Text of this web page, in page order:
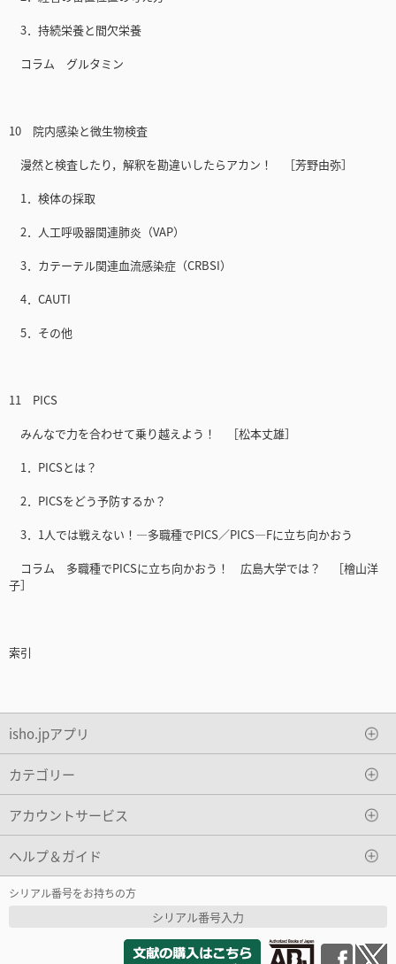
3．持続栄養と間欠栄養
コラム グルタミン
10 院内感染と微生物検査
漫然と検査したり，解釈を勘違いしたらアカン！ ［芳野由弥］
1．検体の採取
2．人工呼吸器関連肺炎（VAP）
3．カテーテル関連血流感染症（CRBSI）
4．CAUTI
5．その他
11 PICS
みんなで力を合わせて乗り越えよう！ ［松本丈雄］
1．PICSとは？
2．PICSをどう予防するか？
3．1人では戦えない！―多職種でPICS／PICS—Fに立ち向かおう
コラム 多職種でPICSに立ち向かおう！ 広島大学では？ ［檜山洋
子］
索引
isho.jpアプリ
カテゴリー
アカウントサービス
ヘルプ＆ガイド
シリアル番号をお持ちの方
シリアル番号入力